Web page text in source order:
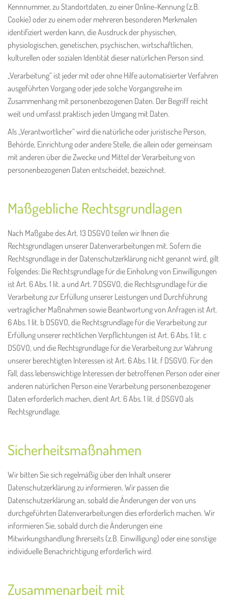
Kennnummer, zu Standortdaten, zu einer Online-Kennung (z.B.
Cookie) oder zu einem oder mehreren besonderen Merkmalen
identifiziert werden kann, die Ausdruck der physischen,
physiologischen, genetischen, psychischen, wirtschaftlichen,
kulturellen oder sozialen Identität dieser natürlichen Person sind.
„Verarbeitung“ ist jeder mit oder ohne Hilfe automatisierter Verfahren
ausgeführten Vorgang oder jede solche Vorgangsreihe im
Zusammenhang mit personenbezogenen Daten. Der Begriff reicht
weit und umfasst praktisch jeden Umgang mit Daten.
Als „Verantwortlicher“ wird die natürliche oder juristische Person,
Behörde, Einrichtung oder andere Stelle, die allein oder gemeinsam
mit anderen über die Zwecke und Mittel der Verarbeitung von
personenbezogenen Daten entscheidet, bezeichnet.
Maßgebliche Rechtsgrundlagen
Nach Maßgabe des Art. 13 DSGVO teilen wir Ihnen die
Rechtsgrundlagen unserer Datenverarbeitungen mit. Sofern die
Rechtsgrundlage in der Datenschutzerklärung nicht genannt wird, gilt
Folgendes: Die Rechtsgrundlage für die Einholung von Einwilligungen
ist Art. 6 Abs. 1 lit. a und Art. 7 DSGVO, die Rechtsgrundlage für die
Verarbeitung zur Erfüllung unserer Leistungen und Durchführung
vertraglicher Maßnahmen sowie Beantwortung von Anfragen ist Art.
6 Abs. 1 lit. b DSGVO, die Rechtsgrundlage für die Verarbeitung zur
Erfüllung unserer rechtlichen Verpflichtungen ist Art. 6 Abs. 1 lit. c
DSGVO, und die Rechtsgrundlage für die Verarbeitung zur Wahrung
unserer berechtigten Interessen ist Art. 6 Abs. 1 lit. f DSGVO. Für den
Fall, dass lebenswichtige Interessen der betroffenen Person oder einer
anderen natürlichen Person eine Verarbeitung personenbezogener
Daten erforderlich machen, dient Art. 6 Abs. 1 lit. d DSGVO als
Rechtsgrundlage.
Sicherheitsmaßnahmen
Wir bitten Sie sich regelmäßig über den Inhalt unserer
Datenschutzerklärung zu informieren. Wir passen die
Datenschutzerklärung an, sobald die Änderungen der von uns
durchgeführten Datenverarbeitungen dies erforderlich machen. Wir
informieren Sie, sobald durch die Änderungen eine
Mitwirkungshandlung Ihrerseits (z.B. Einwilligung) oder eine sonstige
individuelle Benachrichtigung erforderlich wird.
Zusammenarbeit mit